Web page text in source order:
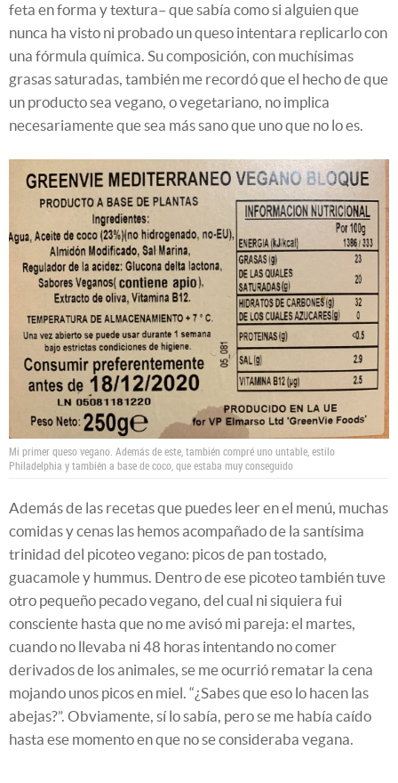
feta en forma y textura– que sabía como si alguien que
nunca ha visto ni probado un queso intentara replicarlo con
una fórmula química. Su composición, con muchísimas
grasas saturadas, también me recordó que el hecho de que
un producto sea vegano, o vegetariano, no implica
necesariamente que sea más sano que uno que no lo es.
Mi primer queso vegano. Además de este, también compré uno untable, estilo
Philadelphia y también a base de coco, que estaba muy conseguido
Además de las recetas que puedes leer en el menú, muchas
comidas y cenas las hemos acompañado de la santísima
trinidad del picoteo vegano: picos de pan tostado,
guacamole y hummus. Dentro de ese picoteo también tuve
otro pequeño pecado vegano, del cual ni siquiera fui
consciente hasta que no me avisó mi pareja: el martes,
cuando no llevaba ni 48 horas intentando no comer
derivados de los animales, se me ocurrió rematar la cena
mojando unos picos en miel. “¿Sabes que eso lo hacen las
abejas?”. Obviamente, sí lo sabía, pero se me había caído
hasta ese momento en que no se consideraba vegana.